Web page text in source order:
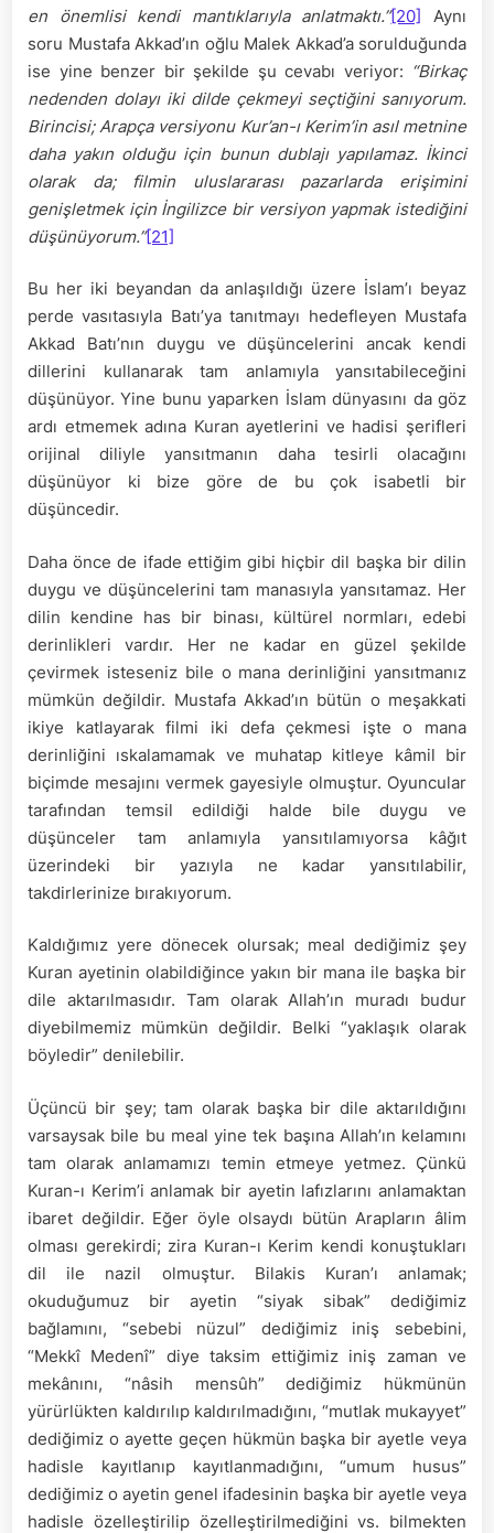
en önemlisi kendi mantıklarıyla anlatmaktı.”[20] Aynı
soru Mustafa Akkad’ın oğlu Malek Akkad’a sorulduğunda
ise yine benzer bir şekilde şu cevabı veriyor: “Birkaç
nedenden dolayı iki dilde çekmeyi seçtiğini sanıyorum.
Birincisi; Arapça versiyonu Kur’an-ı Kerim’in asıl metnine
daha yakın olduğu için bunun dublajı yapılamaz. İkinci
olarak da; filmin uluslararası pazarlarda erişimini
genişletmek için İngilizce bir versiyon yapmak istediğini
düşünüyorum.”[21]
Bu her iki beyandan da anlaşıldığı üzere İslam’ı beyaz
perde vasıtasıyla Batı’ya tanıtmayı hedefleyen Mustafa
Akkad Batı’nın duygu ve düşüncelerini ancak kendi
dillerini kullanarak tam anlamıyla yansıtabileceğini
düşünüyor. Yine bunu yaparken İslam dünyasını da göz
ardı etmemek adına Kuran ayetlerini ve hadisi şerifleri
orijinal diliyle yansıtmanın daha tesirli olacağını
düşünüyor ki bize göre de bu çok isabetli bir
düşüncedir.
Daha önce de ifade ettiğim gibi hiçbir dil başka bir dilin
duygu ve düşüncelerini tam manasıyla yansıtamaz. Her
dilin kendine has bir binası, kültürel normları, edebi
derinlikleri vardır. Her ne kadar en güzel şekilde
çevirmek isteseniz bile o mana derinliğini yansıtmanız
mümkün değildir. Mustafa Akkad’ın bütün o meşakkati
ikiye katlayarak filmi iki defa çekmesi işte o mana
derinliğini ıskalamamak ve muhatap kitleye kâmil bir
biçimde mesajını vermek gayesiyle olmuştur. Oyuncular
tarafından temsil edildiği halde bile duygu ve
düşünceler tam anlamıyla yansıtılamıyorsa kâğıt
üzerindeki bir yazıyla ne kadar yansıtılabilir,
takdirlerinize bırakıyorum.
Kaldığımız yere dönecek olursak; meal dediğimiz şey
Kuran ayetinin olabildiğince yakın bir mana ile başka bir
dile aktarılmasıdır. Tam olarak Allah’ın muradı budur
diyebilmemiz mümkün değildir. Belki “yaklaşık olarak
böyledir” denilebilir.
Üçüncü bir şey; tam olarak başka bir dile aktarıldığını
varsaysak bile bu meal yine tek başına Allah’ın kelamını
tam olarak anlamamızı temin etmeye yetmez. Çünkü
Kuran-ı Kerim’i anlamak bir ayetin lafızlarını anlamaktan
ibaret değildir. Eğer öyle olsaydı bütün Arapların âlim
olması gerekirdi; zira Kuran-ı Kerim kendi konuştukları
dil ile nazil olmuştur. Bilakis Kuran’ı anlamak;
okuduğumuz bir ayetin “siyak sibak” dediğimiz
bağlamını, “sebebi nüzul” dediğimiz iniş sebebini,
“Mekkî Medenî” diye taksim ettiğimiz iniş zaman ve
mekânını, “nâsih mensûh” dediğimiz hükmünün
yürürlükten kaldırılıp kaldırılmadığını, “mutlak mukayyet”
dediğimiz o ayette geçen hükmün başka bir ayetle veya
hadisle kayıtlanıp kayıtlanmadığını, “umum husus”
dediğimiz o ayetin genel ifadesinin başka bir ayetle veya
hadisle özelleştirilip özelleştirilmediğini vs. bilmekten